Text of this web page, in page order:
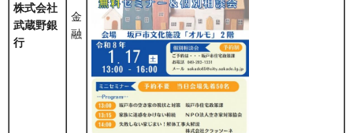
株式会社
武蔵野銀
行
金
融